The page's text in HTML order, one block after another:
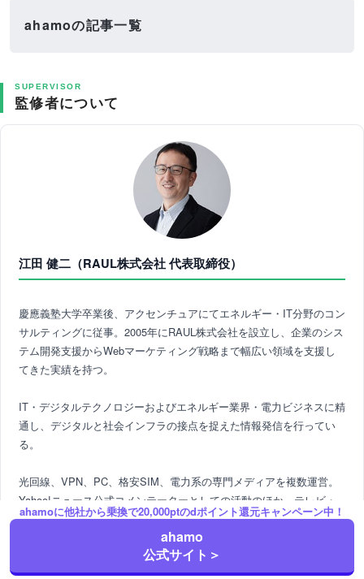
ahamoの記事一覧
SUPERVISOR
監修者について
江田 健二（RAUL株式会社 代表取締役）
慶應義塾大学卒業後、アクセンチュアにてエネルギー・IT分野のコン
サルティングに従事。2005年にRAUL株式会社を設立し、企業のシス
テム開発支援からWebマーケティング戦略まで幅広い領域を支援し
てきた実績を持つ。
IT・デジタルテクノロジーおよびエネルギー業界・電力ビジネスに精
通し、デジタルと社会インフラの接点を捉えた情報発信を行ってい
る。
光回線、VPN、PC、格安SIM、電力系の専門メディアを複数運営。
Yahoo!ニュース公式コメンテーターとしての活動のほか、テレビ・
Webメディアでも幅広く発信中。
監修者（江田健二）のプロフィール・実績はこちら
ahamoに他社から乗換で20,000ptのdポイント還元キャンペーン中！
ahamo
公式サイト＞